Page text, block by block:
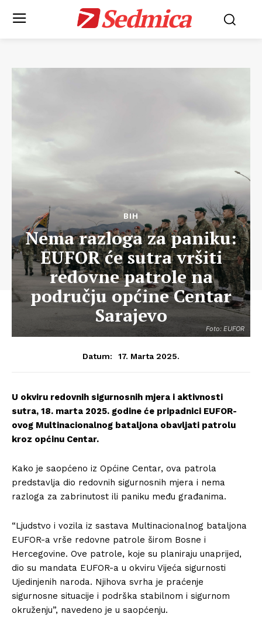
Sedmica
Foto: EUFOR
BIH
Nema razloga za paniku:
EUFOR će sutra vršiti
redovne patrole na
području općine Centar
Sarajevo
Datum: 17. Marta 2025.
U okviru redovnih sigurnosnih mjera i aktivnosti
sutra, 18. marta 2025. godine će pripadnici EUFOR-
ovog Multinacionalnog bataljona obavljati patrolu
kroz općinu Centar.
Kako je saopćeno iz Općine Centar, ova patrola
predstavlja dio redovnih sigurnosnih mjera i nema
razloga za zabrinutost ili paniku među građanima.
“Ljudstvo i vozila iz sastava Multinacionalnog bataljona
EUFOR-a vrše redovne patrole širom Bosne i
Hercegovine. Ove patrole, koje su planiraju unaprijed,
dio su mandata EUFOR-a u okviru Vijeća sigurnosti
Ujedinjenih naroda. Njihova svrha je praćenje
sigurnosne situacije i podrška stabilnom i sigurnom
okruženju”, navedeno je u saopćenju.